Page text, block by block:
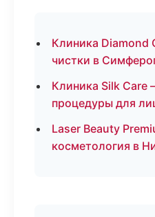
Клиника Diamond
чистки в
Клиника Silk
процедуры для
Laser Beauty
косметология в